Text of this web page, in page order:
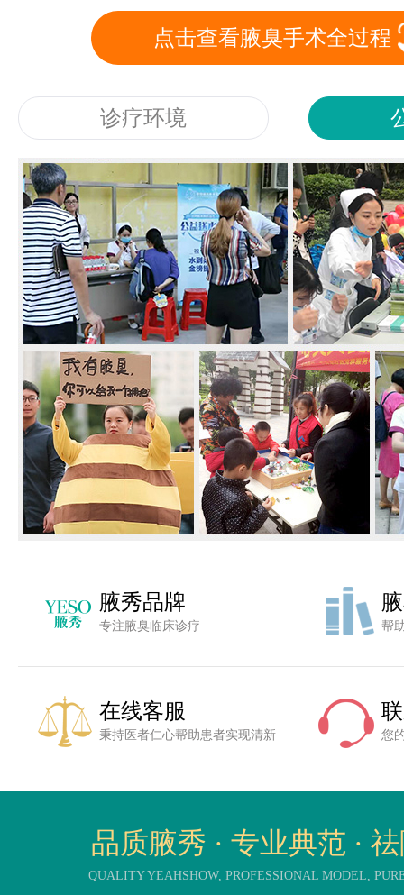
点击查看腋臭手术全过程
诊疗环境
腋秀品牌
专注腋臭临床诊疗 帮
在线客服
秉持医者仁心帮助患者实现清新 您
品质腋秀 · 专业典范 ·
QUALITY YEAHSHOW, PROFESSIONAL MODEL,